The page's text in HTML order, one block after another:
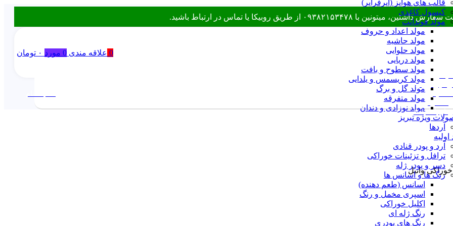
از طریق روبیکا یا تماس در ارتباط باشید.
قالب های هواپز (ایرفرایر)
کپسول کاغذی
مولد فوندانت
مولد اعداد و حروف
مولد حاشیه
مولد حلوایی
مولد دریایی
مولد سطوح و بافت
مولد کریسمس و یلدایی
مولد گل و برگ
مولد متفرقه
مولد نوزادی و دندان
ویژه تبریز
آردها
اولیه
آرد و پودر قنادی
ترافل و تزئینات خوراکی
دسر و پودر ژله
رنگ ها و اسانس ها
اسانس (طعم دهنده)
اسپری مخمل و رنگ
اکلیل خوراکی
رنگ ژله ای
رنگ های پودری
0 علاقه مندی 0 مورد ۰ تومان
هپی رویال
مفید
سفارش
ارتباط با ما
وانیل